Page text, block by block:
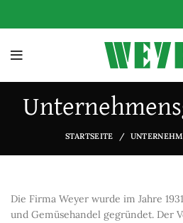
STARTSEITE
Die Firma Weyer wurde im Jahre
und Gemüsehandel gegründet. Der